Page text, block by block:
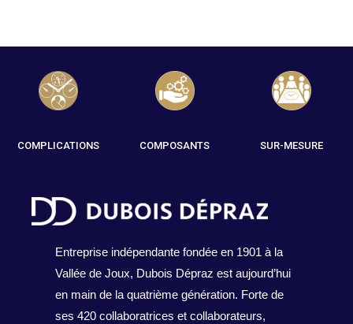
COMPLICATIONS COMPOSANTS SUR-MESURE
Entreprise indépendante fondée en 1901 à la
Vallée de Joux, Dubois Dépraz est aujourd’hui
en main de la quatrième génération. Forte de
ses 420 collaboratrices et collaborateurs,